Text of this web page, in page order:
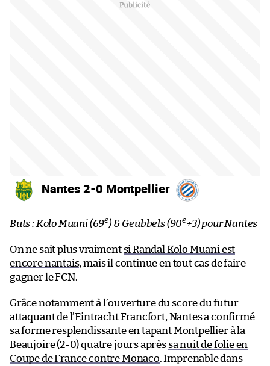
Nantes 2-0 Montpellier
Buts : Kolo Muani (69e) & Geubbels (90e+3) pour Nantes
On ne sait plus vraiment si Randal Kolo Muani est
encore nantais, mais il continue en tout cas de faire
gagner le FCN.
Grâce notamment à l’ouverture du score du futur
attaquant de l’Eintracht Francfort, Nantes a confirmé
sa forme resplendissante en tapant Montpellier à la
Beaujoire (2-0) quatre jours après sa nuit de folie en
Coupe de France contre Monaco. Imprenable dans